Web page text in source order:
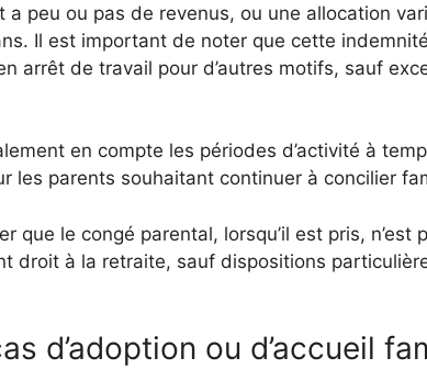
a peu ou pas de revenus, ou une allocation
Il est important de noter que cette
arrêt de travail pour d’autres motifs, sauf
en compte les périodes d’activité à
les parents souhaitant continuer à concilier
que le congé parental, lorsqu’il est pris,
droit à la retraite, sauf dispositions
d’adoption ou d’accueil